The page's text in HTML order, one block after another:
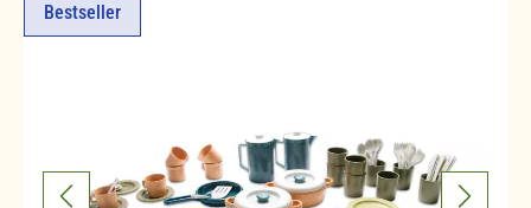
Bestseller